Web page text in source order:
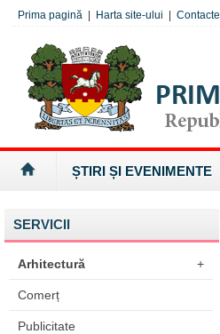
Prima pagină Harta site-ului Contacte
ȘTIRI ȘI EVENIMENTE
SERVICII
Arhitectură +
Comerț
Publicitate